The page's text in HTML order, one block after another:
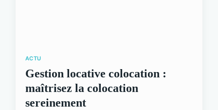
ACTU
Gestion locative colocation :
maîtrisez la colocation
sereinement